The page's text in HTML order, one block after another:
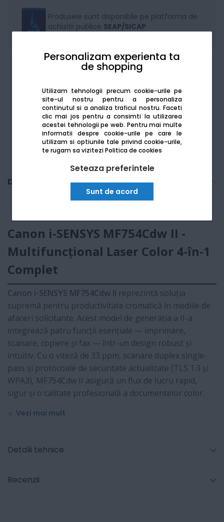
Personalizam experienta ta
de shopping
Utilizam tehnologii precum cookie-urile pe
site-ul nostru pentru a personaliza
continutul si a analiza traficul nostru. Faceti
clic mai jos pentru a consimti la utilizarea
acestei tehnologii pe web. Pentru mai multe
informatii despre cookie-urile pe care le
utilizam si optiunile tale privind cookie-urile,
te rugam sa viziteziPolitica de cookies
Seteaza preferintele
Sunt de acord
Produsele sunt disponibile pe platforma de
achizitii publice SEAP/SICAP
Am nevoie de ajutor
Descriere
Canon i-SENSYS MF754Cdw II -
Multifuncțional Laser Color 4-în-1
Complet
Canon i-SENSYS MF754Cdw II reprezintă soluția
supremă pentru productivitate cromatică în mediile de
afaceri solicitante. Acest model de generația a II-a
integrează patru funcții esențiale — imprimare,
scanare, copiere și fax — într-un design robust și
intuitiv. Cu o viteză de 33 ppm, scanare duplex single-
pass și protocoale de securitate actualizate (TLS 1.3 și
WPA3), MF754Cdw II asigură un flux de lucru rapid,
sigur și o calitate profesională a documentelor color.
Vezi mai mult
Detalii tehnice
Recenzii